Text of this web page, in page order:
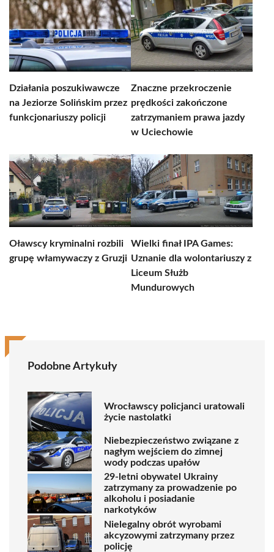
Działania poszukiwawcze
na Jeziorze Solińskim przez
funkcjonariuszy policji
Znaczne przekroczenie
prędkości zakończone
zatrzymaniem prawa jazdy
w Uciechowie
Oławscy kryminalni rozbili
grupę włamywaczy z Gruzji
Wielki finał IPA Games:
Uznanie dla wolontariuszy z
Liceum Służb
Mundurowych
Podobne Artykuły
Wrocławscy policjanci uratowali
życie nastolatki
Niebezpieczeństwo związane z
nagłym wejściem do zimnej
wody podczas upałów
29-letni obywatel Ukrainy
zatrzymany za prowadzenie po
alkoholu i posiadanie
narkotyków
Nielegalny obrót wyrobami
akcyzowymi zatrzymany przez
policję